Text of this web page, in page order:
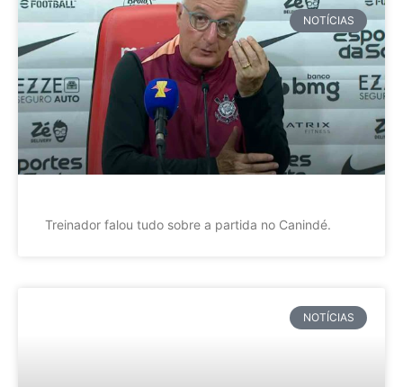
NOTÍCIAS
Treinador falou tudo sobre a partida no Canindé.
NOTÍCIAS